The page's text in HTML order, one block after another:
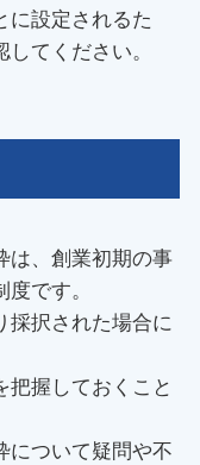
に設定されるた
てください。
は、創業初期の事
です。
採択された場合に
把握しておくこと
について疑問や不